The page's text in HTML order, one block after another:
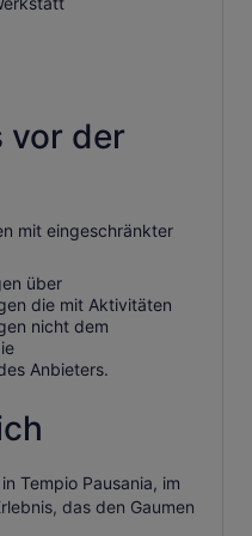
vor der
mit eingeschränkter
über
die mit Aktivitäten
nicht dem
Anbieters.
Tempio Pausania, im
das den Gaumen